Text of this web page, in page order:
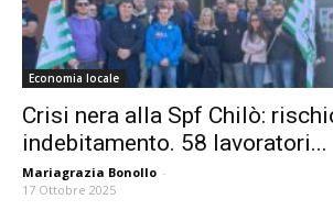
Economia locale
Crisi nera alla Spf Chilò:
indebitamento. 58 lavoratori...
Mariagrazia Bonollo -
17 Ottobre 2025